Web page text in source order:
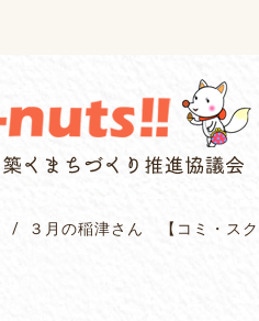
３月の稲津さん 【コミ・ス